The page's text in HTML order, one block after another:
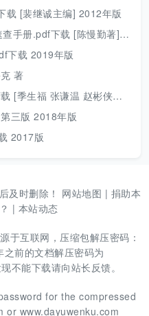
载 [裴继诚主编] 2012年版
.pdf下载 [陈慢勤著] 2010年版
下载 2019年版
著
福 张谦温 赵彬侠编] 2011年版
三版 2018年版
2017版
及时删除！ 网站地图 | 捐助本
| 本站动态
于互联网，压缩包解压密码：
前的文档解压密码为
不能下载请向站长反馈。
for the compressed
or www.dayuwenku.com